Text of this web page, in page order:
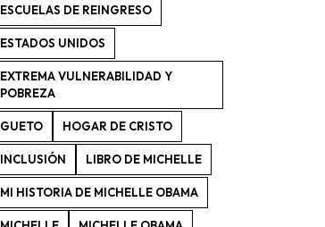
ESCUELAS DE REINGRESO
ESTADOS UNIDOS
EXTREMA VULNERABILIDAD Y
POBREZA
GUETO HOGAR DE CRISTO
INCLUSIÓN LIBRO DE MICHELLE
MI HISTORIA DE MICHELLE OBAMA